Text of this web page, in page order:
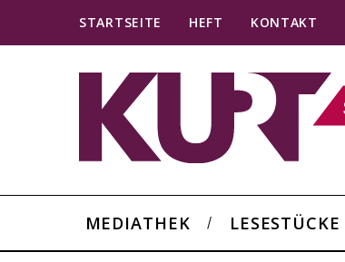
STARTSEITE HEFT KONTAKT
MEDIATHEK LESESTÜCKE